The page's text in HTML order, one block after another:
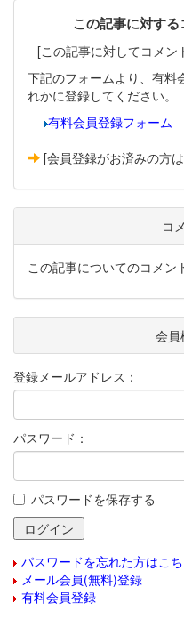
この記事に対す
[この記事に対してコメン
下記のフォームより、有料
れかに登録してください。
有料会員登録フォーム
[会員登録がお済みの方は
コ
この記事についてのコメン
会員
登録メールアドレス：
パスワード：
パスワードを保存する
パスワードを忘れた方はこ
メール会員(無料)登録
有料会員登録